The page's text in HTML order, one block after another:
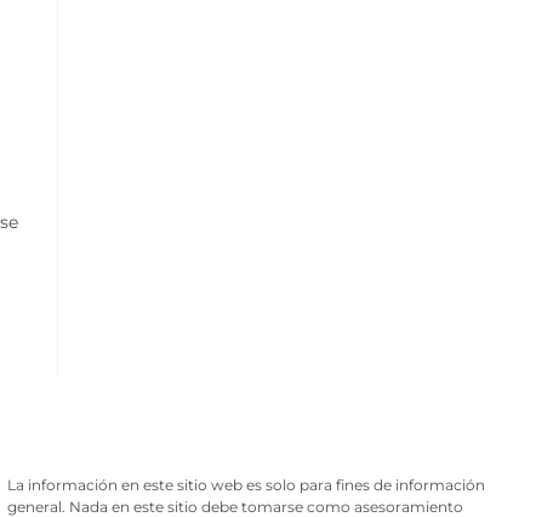
La información en este sitio web es solo para fines de información
general. Nada en este sitio debe tomarse como asesoramiento